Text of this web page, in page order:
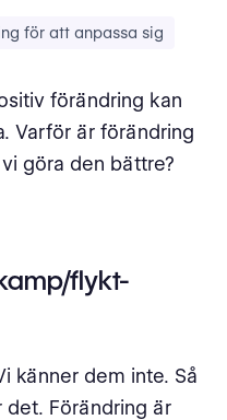
för att anpassa sig
förändring kan
Varför är förändring
göra den bättre?
flykt-
känner dem inte. Så
Förändring är